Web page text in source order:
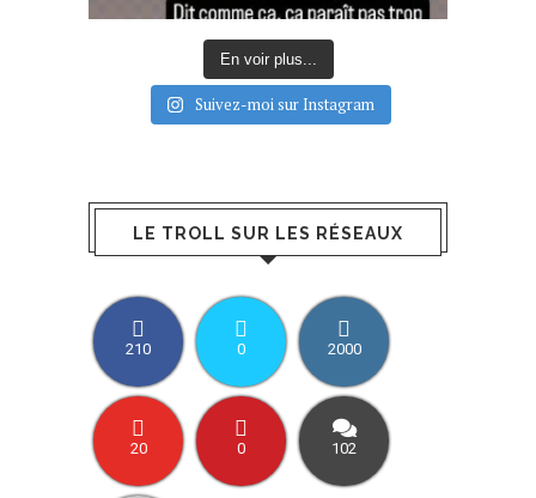
En voir plus...
Suivez-moi sur Instagram
LE TROLL SUR LES RÉSEAUX
210 0 2000
20 0 102